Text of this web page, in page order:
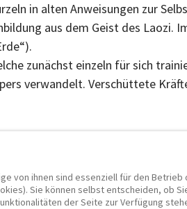
in alten Anweisungen zur
aus dem Geist des Laozi.
zunächst einzeln für sich
verwandelt. Verschüttete
von ihnen sind essenziell für den
Sie können selbst entscheiden, ob
der Seite zur Verfügung